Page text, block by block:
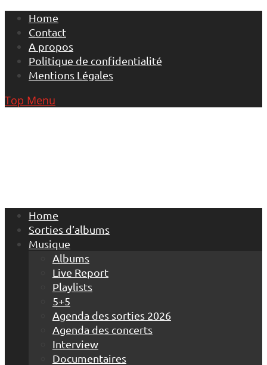
Skip
content
Home
Contact
A propos
Politique de confidentialité
Mentions Légales
Top Menu
Home
Sorties d’albums
Musique
Albums
Live Report
Playlists
5+5
Agenda des sorties 2026
Agenda des concerts
Interview
Documentaires